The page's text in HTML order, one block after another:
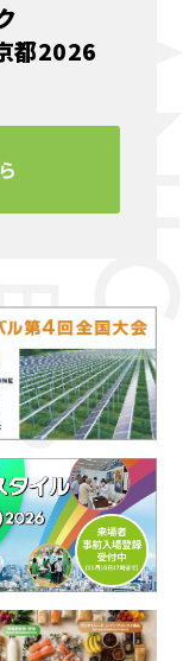
都2026